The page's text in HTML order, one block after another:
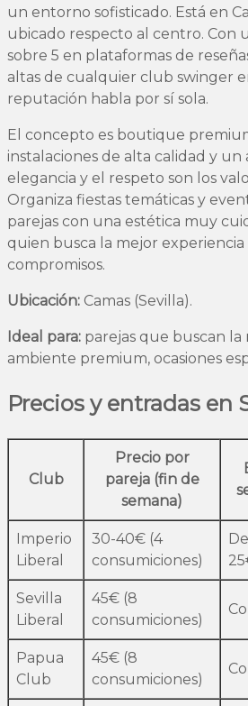
un entorno sofisticado. Está en
ubicado respecto al centro. Con
sobre 5 en plataformas de
altas de cualquier club swinger
reputación habla por sí sola.
El concepto es boutique
instalaciones de alta calidad y
elegancia y el respeto son los
Organiza fiestas temáticas y
parejas con una estética muy
quien busca la mejor experiencia
compromisos.
Ubicación: Camas (Sevilla).
Ideal para: parejas que buscan la
ambiente premium, ocasiones
Precios y entradas en
Club
Precio por
pareja (fin de
semana)
Imperio
Liberal
30-40€ (4
consumiciones)
Sevilla
Liberal
45€ (8
consumiciones)
Papua
Club
45€ (8
consumiciones)